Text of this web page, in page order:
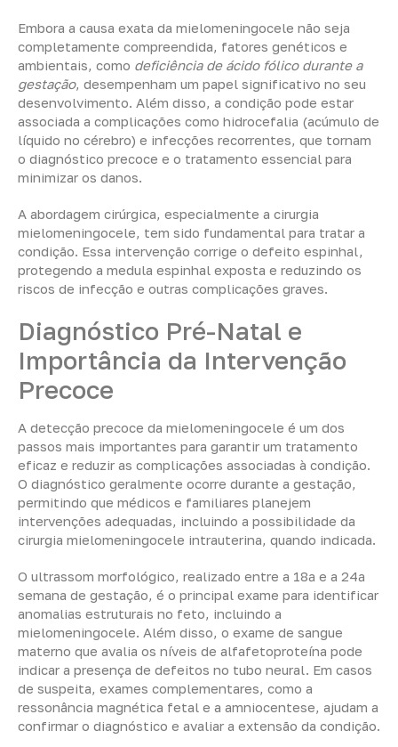
Embora a causa exata da mielomeningocele não seja
completamente compreendida, fatores genéticos e
ambientais, como deficiência de ácido fólico durante a
gestação, desempenham um papel significativo no seu
desenvolvimento. Além disso, a condição pode estar
associada a complicações como hidrocefalia (acúmulo de
líquido no cérebro) e infecções recorrentes, que tornam
o diagnóstico precoce e o tratamento essencial para
minimizar os danos.
A abordagem cirúrgica, especialmente a cirurgia
mielomeningocele, tem sido fundamental para tratar a
condição. Essa intervenção corrige o defeito espinhal,
protegendo a medula espinhal exposta e reduzindo os
riscos de infecção e outras complicações graves.
Diagnóstico Pré-Natal e
Importância da Intervenção
Precoce
A detecção precoce da mielomeningocele é um dos
passos mais importantes para garantir um tratamento
eficaz e reduzir as complicações associadas à condição.
O diagnóstico geralmente ocorre durante a gestação,
permitindo que médicos e familiares planejem
intervenções adequadas, incluindo a possibilidade da
cirurgia mielomeningocele intrauterina, quando indicada.
O ultrassom morfológico, realizado entre a 18ª e a 24ª
semana de gestação, é o principal exame para identificar
anomalias estruturais no feto, incluindo a
mielomeningocele. Além disso, o exame de sangue
materno que avalia os níveis de alfafetoproteína pode
indicar a presença de defeitos no tubo neural. Em casos
de suspeita, exames complementares, como a
ressonância magnética fetal e a amniocentese, ajudam a
confirmar o diagnóstico e avaliar a extensão da condição.